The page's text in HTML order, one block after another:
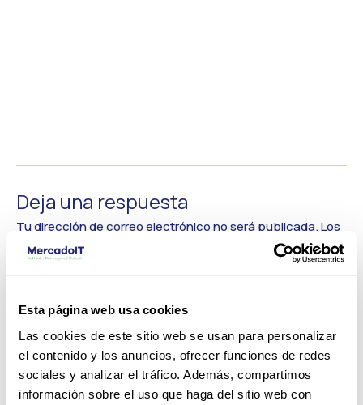
Esta página web usa cookies
Las cookies de este sitio web se usan para personalizar
el contenido y los anuncios, ofrecer funciones de redes
sociales y analizar el tráfico. Además, compartimos
información sobre el uso que haga del sitio web con
Deja una respuesta
Tu dirección de correo electrónico no será publicada.Los
campos obligatorios están marcados con